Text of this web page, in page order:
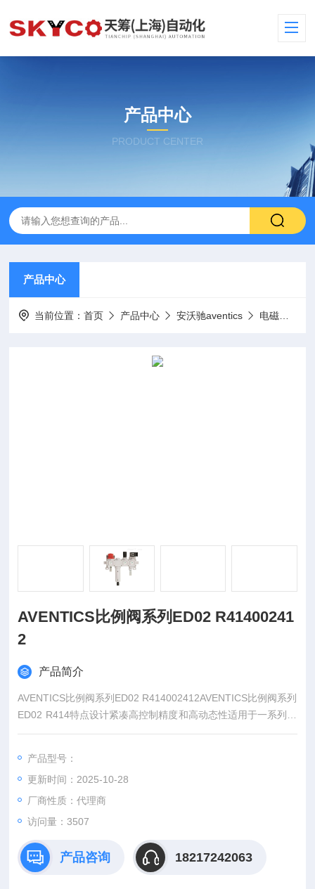
产品中心
PRODUCT CENTER
产品中心
当前位置：首页 产品中心 安沃驰aventics 电磁阀
AVENTICS比例阀系列ED02 R41400241
2
产品简介
AVENTICS比例阀系列ED02 R414002412AVENTICS比例阀系列
ED02 R414特点设计紧凑高控制精度和高动态性适用于一系列广
泛应用无需额外底板集成阀组轮胎制造一种是开关控制:要么全
直通阀、电磁换向阀、电液换向阀
产品型号：
更新时间：2025-10-28
厂商性质：代理商
访问量：3507
产品咨询 18217242063